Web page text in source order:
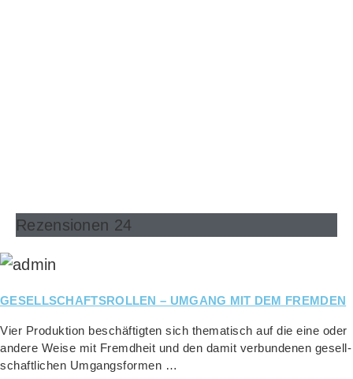
Rezensionen 24
GESELLSCHAFTSROLLEN – UMGANG MIT DEM FREMDEN
Vier Pro­duk­ti­on beschäf­tig­ten sich the­ma­tisch auf die eine oder
ande­re Wei­se mit Fremd­heit und den damit ver­bun­de­nen gesell­
schaft­li­chen Umgangsformen …